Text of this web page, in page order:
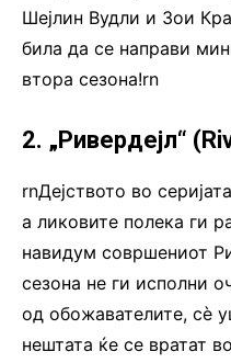
Шејлин Вудли и Зои
била да се направи
втора сезона!rn
2. „Ривердејл“
rnДејството во
а ликовите полека ги
навидум совршениот
сезона не ги исполни
од обожавателите, сѐ
нештата ќе се вратат